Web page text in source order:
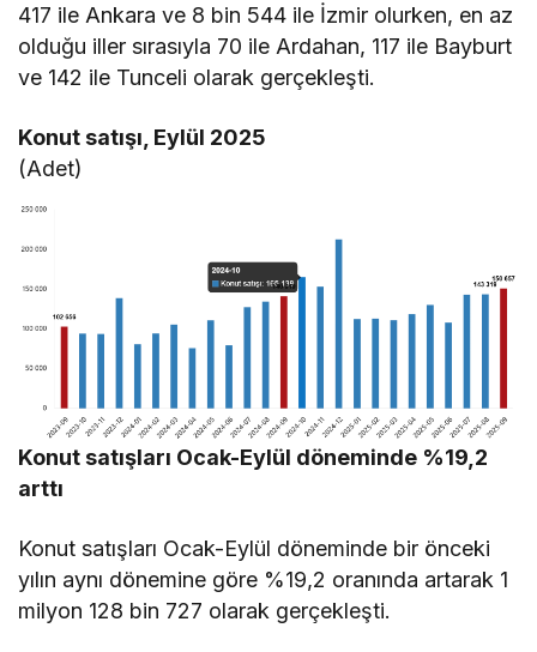
417 ile Ankara ve 8 bin 544 ile İzmir olurken, en az
olduğu iller sırasıyla 70 ile Ardahan, 117 ile Bayburt
ve 142 ile Tunceli olarak gerçekleşti.
Konut satışı, Eylül 2025
(Adet)
Konut satışları Ocak-Eylül döneminde %19,2
arttı
Konut satışları Ocak-Eylül döneminde bir önceki
yılın aynı dönemine göre %19,2 oranında artarak 1
milyon 128 bin 727 olarak gerçekleşti.